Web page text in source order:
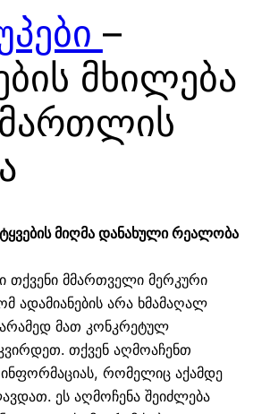
–
მხილება
მიღმა დანახული რეალობა
თქვენი მმართველი მერკური
ადამიანების არა ხმამაღალ
არამედ მათ კონკრეტულ
თქვენ აღმოაჩენთ
რომელიც აქამდე
ეს აღმოჩენა შეიძლება